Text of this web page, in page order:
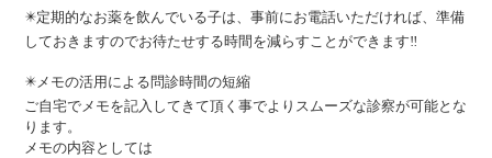
✴️定期的なお薬を飲んでいる子は、事前にお電話いただければ、準備
しておきますのでお待たせする時間を減らすことができます‼️
✴️メモの活用による問診時間の短縮
ご自宅でメモを記入してきて頂く事でよりスムーズな診察が可能とな
ります。
メモの内容としては